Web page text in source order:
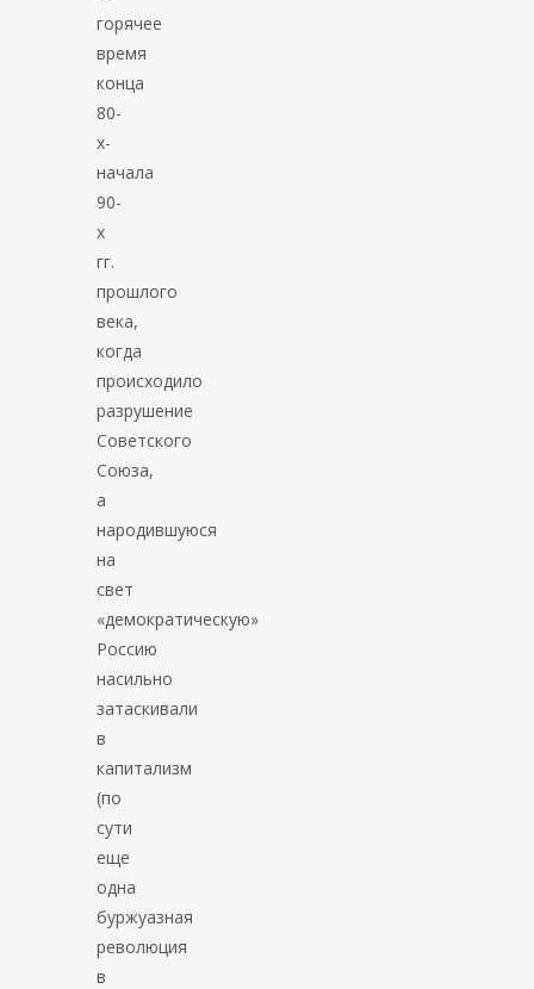
горячее
время
конца
80-
х-
начала
90-
х
гг.
прошлого
века,
когда
происходило
разрушение
Советского
Союза,
а
народившуюся
на
свет
«демократическую»
Россию
насильно
затаскивали
в
капитализм
(по
сути
еще
одна
буржуазная
революция
в